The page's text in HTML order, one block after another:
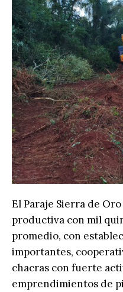
El Paraje Sierra de
productiva con mil
promedio, con
importantes,
chacras con fuerte
emprendimientos de